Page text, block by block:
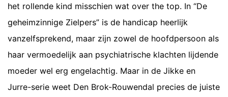
het rollende kind misschien wat over the top. In “De
geheimzinnige Zielpers” is de handicap heerlijk
vanzelfsprekend, maar zijn zowel de hoofdpersoon als
haar vermoedelijk aan psychiatrische klachten lijdende
moeder wel erg engelachtig. Maar in de Jikke en
Jurre-serie weet Den Brok-Rouwendal precies de juiste